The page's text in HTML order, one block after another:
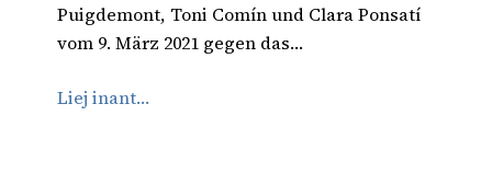
Puigdemont, Toni Comín und Clara Ponsatí
vom 9. März 2021 gegen das…
Liej inant…